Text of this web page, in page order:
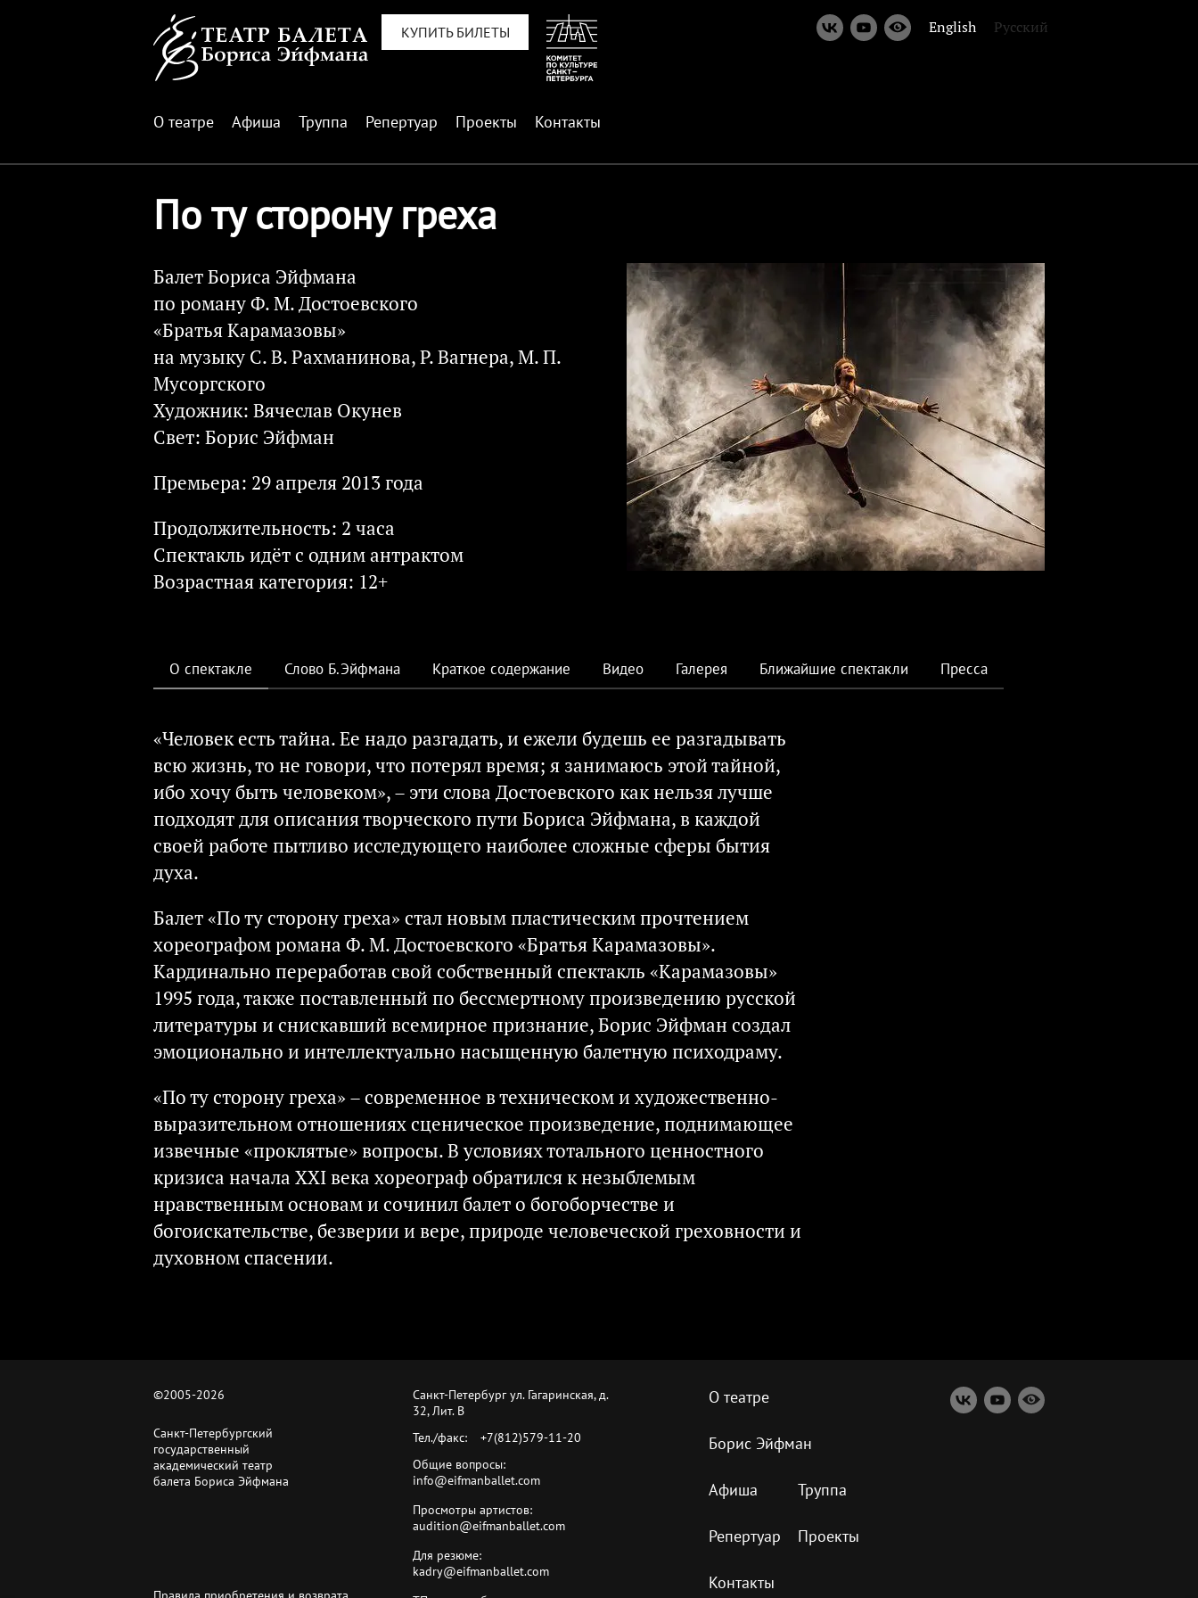
КУПИТЬ БИЛЕТЫ English Русский
О театре Афиша Труппа Репертуар Проекты Контакты
По ту сторону греха
Балет Бориса Эйфмана
по роману Ф. М. Достоевского
«Братья Карамазовы»
на музыку С. В. Рахманинова, Р. Вагнера, М. П.
Мусоргского
Художник: Вячеслав Окунев
Свет: Борис Эйфман
Премьера: 29 апреля 2013 года
Продолжительность: 2 часа
Спектакль идёт с одним антрактом
Возрастная категория: 12+
О спектакле Слово Б.Эйфмана Краткое содержание Видео Галерея Ближайшие спектакли Пресса
«Человек есть тайна. Ее надо разгадать, и ежели будешь ее разгадывать
всю жизнь, то не говори, что потерял время; я занимаюсь этой тайной,
ибо хочу быть человеком», – эти слова Достоевского как нельзя лучше
подходят для описания творческого пути Бориса Эйфмана, в каждой
своей работе пытливо исследующего наиболее сложные сферы бытия
духа.
Балет «По ту сторону греха» стал новым пластическим прочтением
хореографом романа Ф. М. Достоевского «Братья Карамазовы».
Кардинально переработав свой собственный спектакль «Карамазовы»
1995 года, также поставленный по бессмертному произведению русской
литературы и снискавший всемирное признание, Борис Эйфман создал
эмоционально и интеллектуально насыщенную балетную психодраму.
«По ту сторону греха» – современное в техническом и художественно-
выразительном отношениях сценическое произведение, поднимающее
извечные «проклятые» вопросы. В условиях тотального ценностного
кризиса начала XXI века хореограф обратился к незыблемым
нравственным основам и сочинил балет о богоборчестве и
богоискательстве, безверии и вере, природе человеческой греховности и
духовном спасении.
©2005-2026
Санкт-Петербургский
государственный
академический театр
балета Бориса Эйфмана
Санкт-Петербург ул. Гагаринская, д.
32, Лит. B
Тел./факс:
+7(812)579-11-20
Общие вопросы:
info@eifmanballet.com
Просмотры артистов:
audition@eifmanballet.com
Для резюме:
kadry@eifmanballet.com
О театре
Борис Эйфман
Афиша Труппа
Репертуар Проекты
Контакты